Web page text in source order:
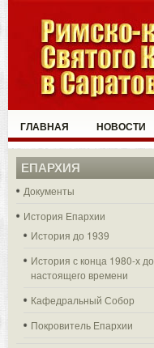
ГЛАВНАЯ НОВОСТИ
ЕПАРХИЯ
Документы
История Епархии
История до 1939
История с конца 1980-х до
настоящего времени
Кафедральный Собор
Покровитель Епархии